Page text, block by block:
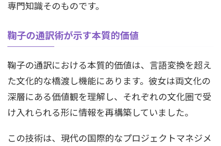
専門知識そのものです。
鞠子の通訳術が示す本質的価値
鞠子の通訳における本質的価値は、言語変換を超え
た文化的な橋渡し機能にあります。彼女は両文化の
深層にある価値観を理解し、それぞれの文化圏で受
け入れられる形に情報を再構築していました。
この技術は、現代の国際的なプロジェクトマネジメ